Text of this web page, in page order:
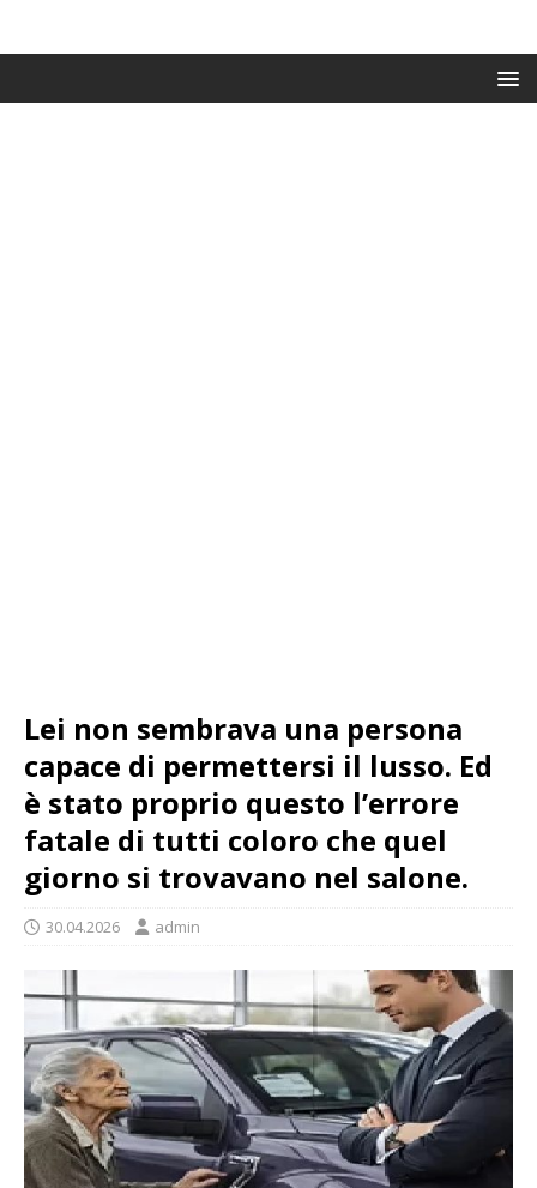
Lei non sembrava una persona
capace di permettersi il lusso. Ed
è stato proprio questo l’errore
fatale di tutti coloro che quel
giorno si trovavano nel salone.
30.04.2026 admin